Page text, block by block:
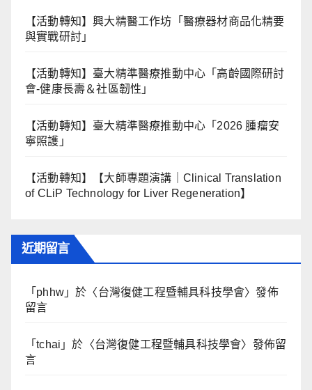
【活動轉知】興大精醫工作坊「醫療器材商品化精要
與實戰研討」
【活動轉知】臺大精準醫療推動中心「高齡國際研討
會-健康長壽＆社區韌性」
【活動轉知】臺大精準醫療推動中心「2026 腫瘤安
寧照護」
【活動轉知】【大師專題演講｜Clinical Translation
of CLiP Technology for Liver Regeneration】
近期留言
「 phhw 」於〈台灣復健工程暨輔具科技學會〉發佈
留言
「tchai 」於〈台灣復健工程暨輔具科技學會〉發佈留
言